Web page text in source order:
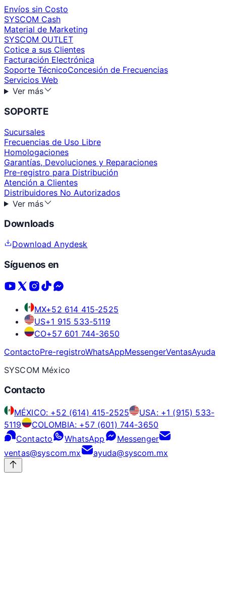
Envíos sin Costo
SYSCOM Cash
Material de Marketing
SYSCOM OUTLET
Cotice a sus Clientes
Facturación Electrónica
Soporte TécnicoConcesión de Frecuencias
Servicios Web
Ver más
SOPORTE
Sucursales
Frecuencias de Uso Libre
Homologaciones
Garantías, Devoluciones y Reparaciones
Pre-registro para Distribución
Atención a Clientes
Distribuidores No Autorizados
Ver más
Downloads
Download Anydesk
Síguenos en
MX+52 614 415-2525
US+1 915 533-5119
CO+57 601 744-3650
ContactoPre-registroWhatsAppMessengerVentasAyuda
SYSCOM México
Contacto
MÉXICO: +52 (614) 415-2525
USA: +1 (915) 533-
5119
COLOMBIA: +57 (601) 744-3650
Contacto
WhatsApp
Messenger
ventas@syscom.mx
ayuda@syscom.mx